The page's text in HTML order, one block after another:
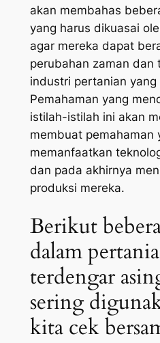
akan membahas
yang harus dikuasai
agar mereka dapat
perubahan zaman dan
industri pertanian yang
Pemahaman yang
istilah-istilah ini akan
membuat pemahaman
memanfaatkan
dan pada akhirnya
produksi mereka.
Berikut
dalam
terdengar
sering
kita cek